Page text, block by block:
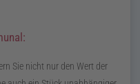
Sie nicht nur den Wert der